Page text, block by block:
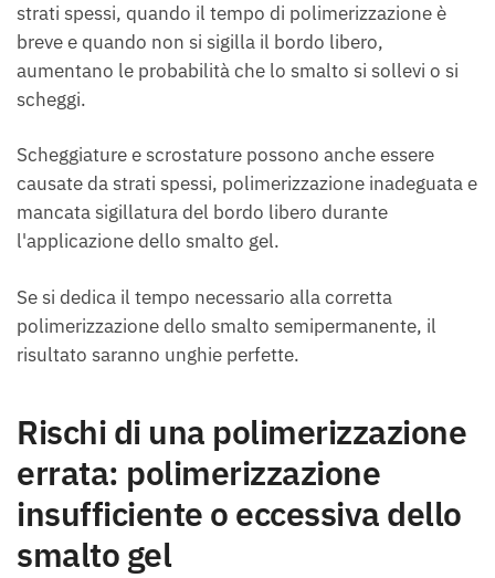
strati spessi, quando il tempo di polimerizzazione è
breve e quando non si sigilla il bordo libero,
aumentano le probabilità che lo smalto si sollevi o si
scheggi.
Scheggiature e scrostature possono anche essere
causate da strati spessi, polimerizzazione inadeguata e
mancata sigillatura del bordo libero durante
l'applicazione dello smalto gel.
Se si dedica il tempo necessario alla corretta
polimerizzazione dello smalto semipermanente, il
risultato saranno unghie perfette.
Rischi di una polimerizzazione
errata: polimerizzazione
insufficiente o eccessiva dello
smalto gel